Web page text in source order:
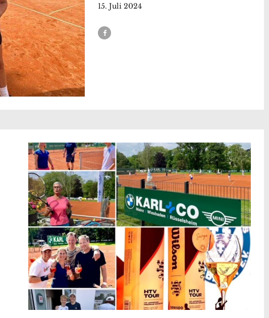
15. Juli 2024